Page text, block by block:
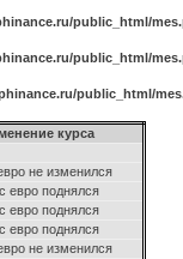
public_html/
public_html/
public_html/
курса
не изменился
евро поднялся
евро поднялся
евро поднялся
не изменился